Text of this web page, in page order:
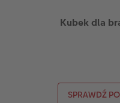
Kubek dla
SPRAWDŹ